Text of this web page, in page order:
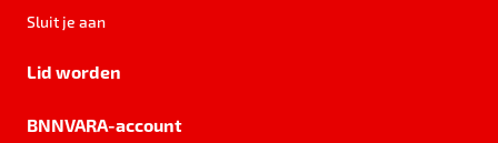
Sluit je aan
Lid worden
BNNVARA-account